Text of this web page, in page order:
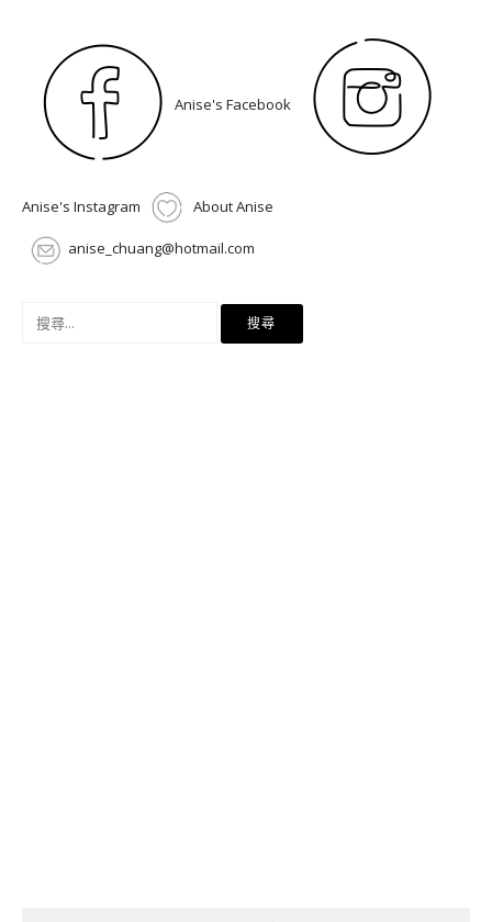
Anise's Facebook
Anise's Instagram About Anise
anise_chuang@hotmail.com